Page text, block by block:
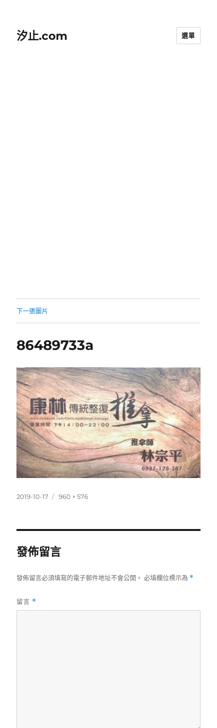
汐止.com 選單
下一張圖片
86489733a
發
2019-10-17
完
960 × 576
發佈留言
發佈留言必須填寫的電子郵件地址不會公開。 必填欄位標示為 *
留言 *